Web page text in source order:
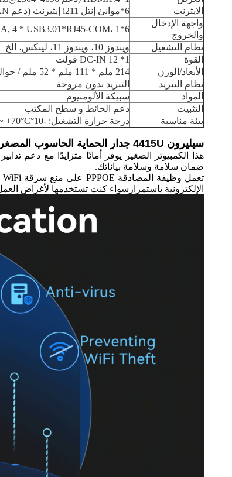
الايثرنت
6*موانئ إنتل i211 إيثيرنث (دعم LAN الاستيقاظ ، PXE boot)
واجهة الإدخال
والخروج
6*LAN، 1*HDMI1.4, 1 * VGA, 4 * USB3.01*RJ45-COM، 1*مفتاح الطاقة، 1*DC-IN 12V
نظام التشغيل
ويندوز 10، ويندوز 11، لينكس، الخ
القوة
1* DC-IN 12 فولت
الأبعاد/الوزن
214 ملم * 111 ملم * 52 ملم / حوالي 1 كجم
نظام التبريد
التبريد بدون مروحة
المواد
سبيكة الألومنيوم
التثبيت
دعم الحائط و سطح المكتب
بيئة مناسبة
درجة حرارة التشغيل: -10°C ~ +70°C؛ درجة حرارة التخزين: -30°C ~ +70°C؛ الرطوبة النسبية: 5٪ ~ 95٪ (بدون تآكل)
سيليرون 4415U جدار الحماية الحاسوب المصغر PPPOE المصادقة:
هذا الكمبيوتر الصغير يوفر أمانًا متزايدًا مع دعم
ضمان سلامة وسلامة بياناتك.
الإلكترونية باستمرارسواء كنت تستخدمها لأغراض